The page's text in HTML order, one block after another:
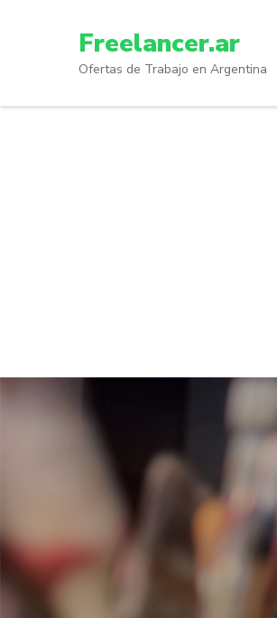
Enter)
Freelancer.ar
Ofertas de Trabajo en Argentina